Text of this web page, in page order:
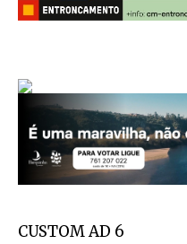
CUSTOM AD 6